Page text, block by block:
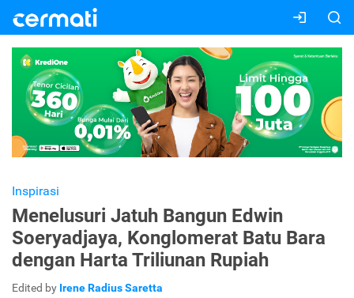
Inspirasi
Menelusuri Jatuh Bangun Edwin
Soeryadjaya, Konglomerat Batu Bara
dengan Harta Triliunan Rupiah
Edited by Irene Radius Saretta